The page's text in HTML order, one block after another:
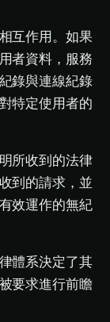
互作用。如果
者資料，服務
錄與連線紀錄
特定使用者的
所收到的法律
到的請求，並
效運作的無紀
體系決定了其
要求進行前瞻